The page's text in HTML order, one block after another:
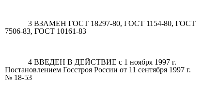
3 ВЗАМЕН ГОСТ 18297-80, ГОСТ 1154-80, ГОСТ
7506-83, ГОСТ 10161-83
4 ВВЕДЕН В ДЕЙСТВИЕ с 1 ноября 1997 г.
Постановлением Госстроя России от 11 сентября 1997 г.
№ 18-53